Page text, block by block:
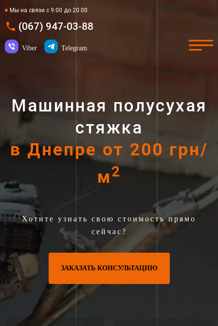
Мы на связи с 9:00 до 20:00
(067) 947-03-88
Viber Telegram
Машинная полусухая
стяжка
в Днепре от 200 грн/
м2
Хотите узнать свою стоимость прямо
сейчас?
ЗАКАЗАТЬ КОНСУЛЬТАЦИЮ